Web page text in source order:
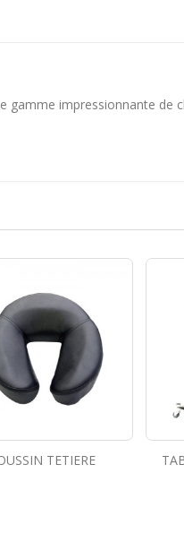
gamme impressionnante
VERTICALISATION